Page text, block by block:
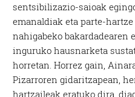
sentsibilizazio-saioak
emanaldiak eta parte-
nahigabeko bakardadearen
inguruko hausnarketa
horretan. Horrez gain,
Pizarroren gidaritzapean,
hartzaileak eratuko dira,